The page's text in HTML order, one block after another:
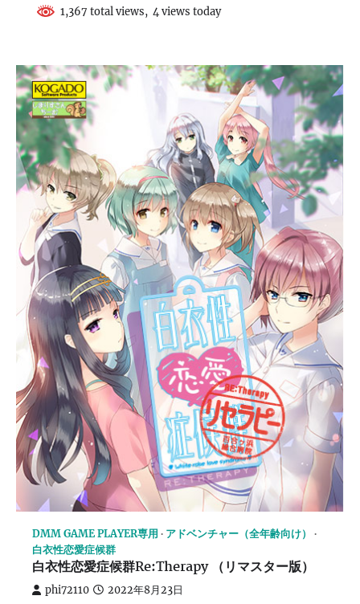
1,367 total views, 4 views today
DMM GAME PLAYER専用
アドベンチャー（全年齢向け）
白衣性恋愛症候群
白衣性恋愛症候群Re:Therapy （リマスター版）
phi72110 2022年8月23日